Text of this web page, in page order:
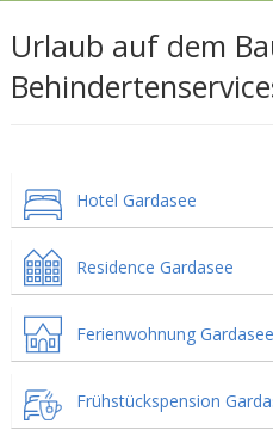
Urlaub auf dem
Hotel Gardasee
Residence Gardasee
Ferienwohnung Gardasee
Frühstückspension